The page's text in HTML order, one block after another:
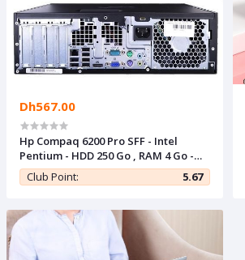
Dh567.00
Hp Compaq 6200 Pro SFF - Intel
Pentium - HDD 250 Go , RAM 4 Go -
Remis a Neuf
Club Point: 5.67